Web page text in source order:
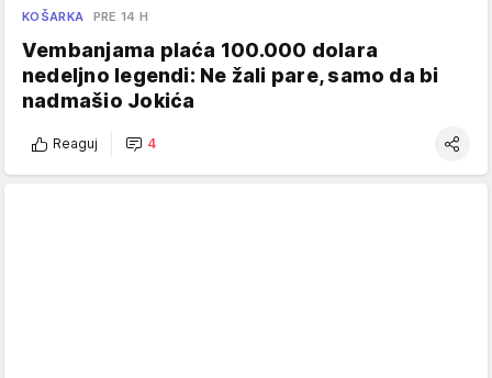
KOŠARKA PRE 14 H
Vembanjama plaća 100.000 dolara
nedeljno legendi: Ne žali pare, samo da bi
nadmašio Jokića
Reaguj 4